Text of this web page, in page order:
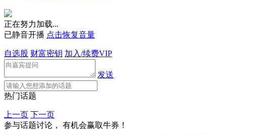
正在努力加载...
已静音开播 点击恢复音量
自选股 财富密钥 加入/续费VIP
发送
热门话题
上一页 下一页
参与话题讨论， 有机会赢取牛券！